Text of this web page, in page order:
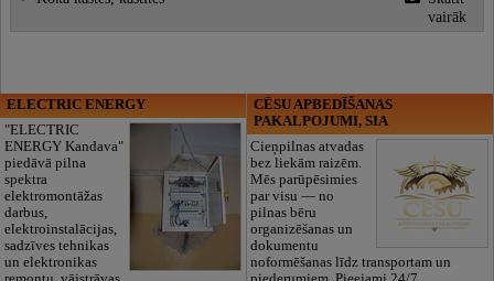
vairāk
ELECTRIC ENERGY
"ELECTRIC
ENERGY Kandava"
piedāvā pilna
spektra
elektromontāžas
darbus,
elektroinstalācijas,
sadzīves tehnikas
un elektronikas
CĒSU APBEDĪŠANAS
PAKALPOJUMI, SIA
Cieņpilnas atvadas
bez liekām raizēm.
Mēs parūpēsimies
par visu — no
pilnas bēru
organizēšanas un
dokumentu
noformēšanas līdz transportam un